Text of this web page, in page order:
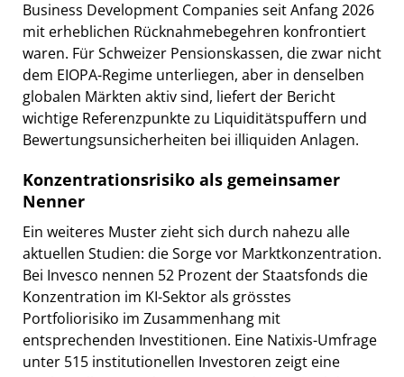
Business Development Companies seit Anfang 2026
mit erheblichen Rücknahmebegehren konfrontiert
waren. Für Schweizer Pensionskassen, die zwar nicht
dem EIOPA-Regime unterliegen, aber in denselben
globalen Märkten aktiv sind, liefert der Bericht
wichtige Referenzpunkte zu Liquiditätspuffern und
Bewertungsunsicherheiten bei illiquiden Anlagen.
Konzentrationsrisiko als gemeinsamer
Nenner
Ein weiteres Muster zieht sich durch nahezu alle
aktuellen Studien: die Sorge vor Marktkonzentration.
Bei Invesco nennen 52 Prozent der Staatsfonds die
Konzentration im KI-Sektor als grösstes
Portfoliorisiko im Zusammenhang mit
entsprechenden Investitionen. Eine Natixis-Umfrage
unter 515 institutionellen Investoren zeigt eine